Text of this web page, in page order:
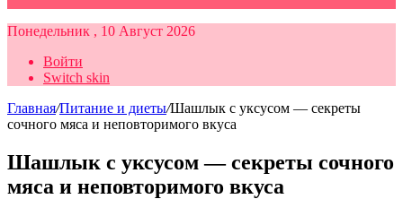
Понедельник , 10 Август 2026
Войти
Switch skin
Главная/Питание и диеты/Шашлык с уксусом — секреты
сочного мяса и неповторимого вкуса
Шашлык с уксусом — секреты сочного
мяса и неповторимого вкуса